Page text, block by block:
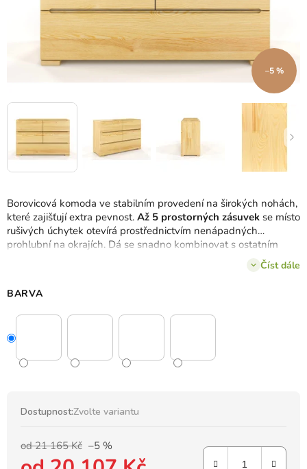
Borovicová komoda ve stabilním provedení na širokých nohách,
které zajišťují extra pevnost. Až 5 prostorných zásuvek se místo
rušivých úchytek otevírá prostřednictvím nenápadných
prohlubní na okrajích. Dá se snadno kombinovat s ostatním
Číst dále
BARVA
Dostupnost:Zvolte variantu
od 21 165 Kč –5 %
–5 %